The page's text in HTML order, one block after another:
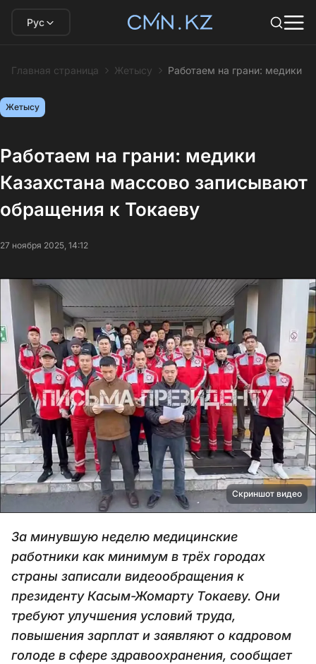
Рус
Главная страница Жетысу Работаем на грани: медики
Жетысу
Работаем на грани: медики
Казахстана массово записывают
обращения к Токаеву
27 ноября 2025, 14:12
Скриншот видео
За минувшую неделю медицинские
работники как минимум в трёх городах
страны записали видеообращения к
президенту Касым-Жомарту Токаеву. Они
требуют улучшения условий труда,
повышения зарплат и заявляют о кадровом
голоде в сфере здравоохранения, сообщает